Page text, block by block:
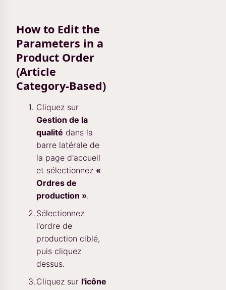
How to Edit the
Parameters in a
Product Order
(Article
Category-Based)
Cliquez sur
Gestion de la
qualité dans la
barre latérale de
la page d'accueil
et sélectionnez «
Ordres de
production ».
Sélectionnez
l'ordre de
production ciblé,
puis cliquez
dessus.
Cliquez sur l'icône